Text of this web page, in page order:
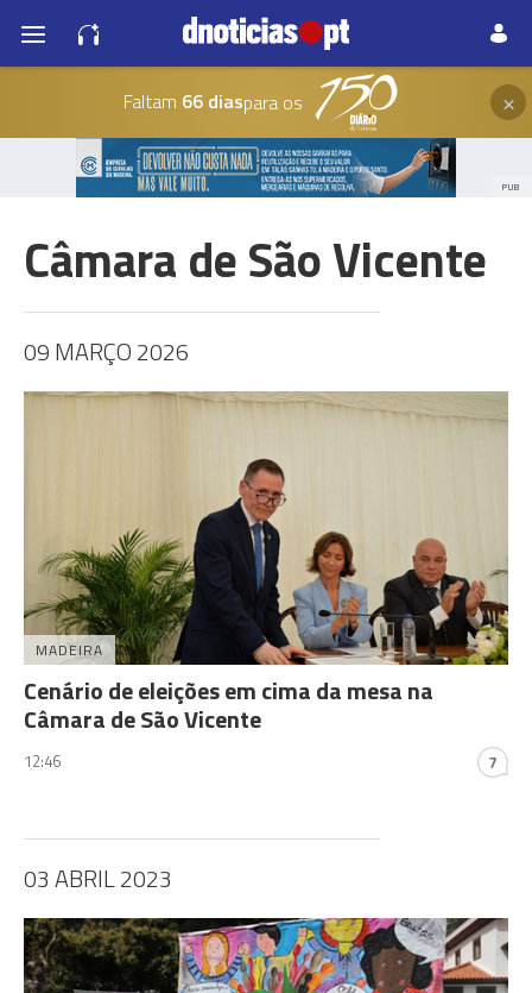
Faltam 66 diaspara os ×
PUB
Câmara de São Vicente
09 MARÇO 2026
MADEIRA
Cenário de eleições em cima da mesa na
Câmara de São Vicente
12:46 7
03 ABRIL 2023